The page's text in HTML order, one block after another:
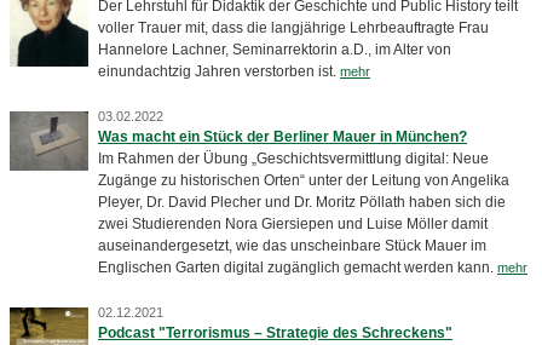
Der Lehrstuhl für Didaktik der Geschichte und Public History teilt
voller Trauer mit, dass die langjährige Lehrbeauftragte Frau
Hannelore Lachner, Seminarrektorin a.D., im Alter von
einundachtzig Jahren verstorben ist. mehr
03.02.2022
Was macht ein Stück der Berliner Mauer in München?
Im Rahmen der Übung „Geschichtsvermittlung digital: Neue
Zugänge zu historischen Orten“ unter der Leitung von Angelika
Pleyer, Dr. David Plecher und Dr. Moritz Pöllath haben sich die
zwei Studierenden Nora Giersiepen und Luise Möller damit
auseinandergesetzt, wie das unscheinbare Stück Mauer im
Englischen Garten digital zugänglich gemacht werden kann. mehr
02.12.2021
Podcast "Terrorismus – Strategie des Schreckens"